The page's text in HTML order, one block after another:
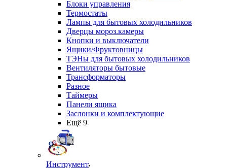
Блоки управления
Термостаты
Лампы для бытовых холодильников
Дверцы мороз.камеры
Кнопки и выключатели
Ящики/Фруктовницы
ТЭНы для бытовых холодильников
Вентиляторы бытовые
Трансформаторы
Разное
Таймеры
Панели ящика
Заслонки и комплектующие
Ещё 9
Инструмент